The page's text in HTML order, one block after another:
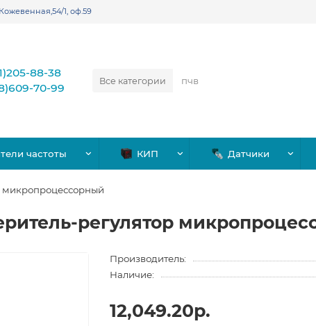
1, оф.59
Все категории
88-38
70-99
частоты КИП Датчики
регулятор
Производитель:
Наличие:
12,049.20р.